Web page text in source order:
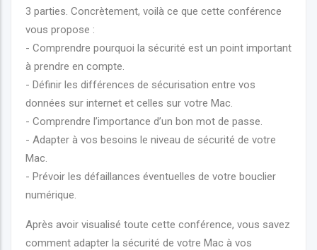
3 parties. Concrètement, voilà ce que cette conférence
vous propose :
- Comprendre pourquoi la sécurité est un point important
à prendre en compte.
- Définir les différences de sécurisation entre vos
données sur internet et celles sur votre Mac.
- Comprendre l’importance d’un bon mot de passe.
- Adapter à vos besoins le niveau de sécurité de votre
Mac.
- Prévoir les défaillances éventuelles de votre bouclier
numérique.
Après avoir visualisé toute cette conférence, vous savez
comment adapter la sécurité de votre Mac à vos